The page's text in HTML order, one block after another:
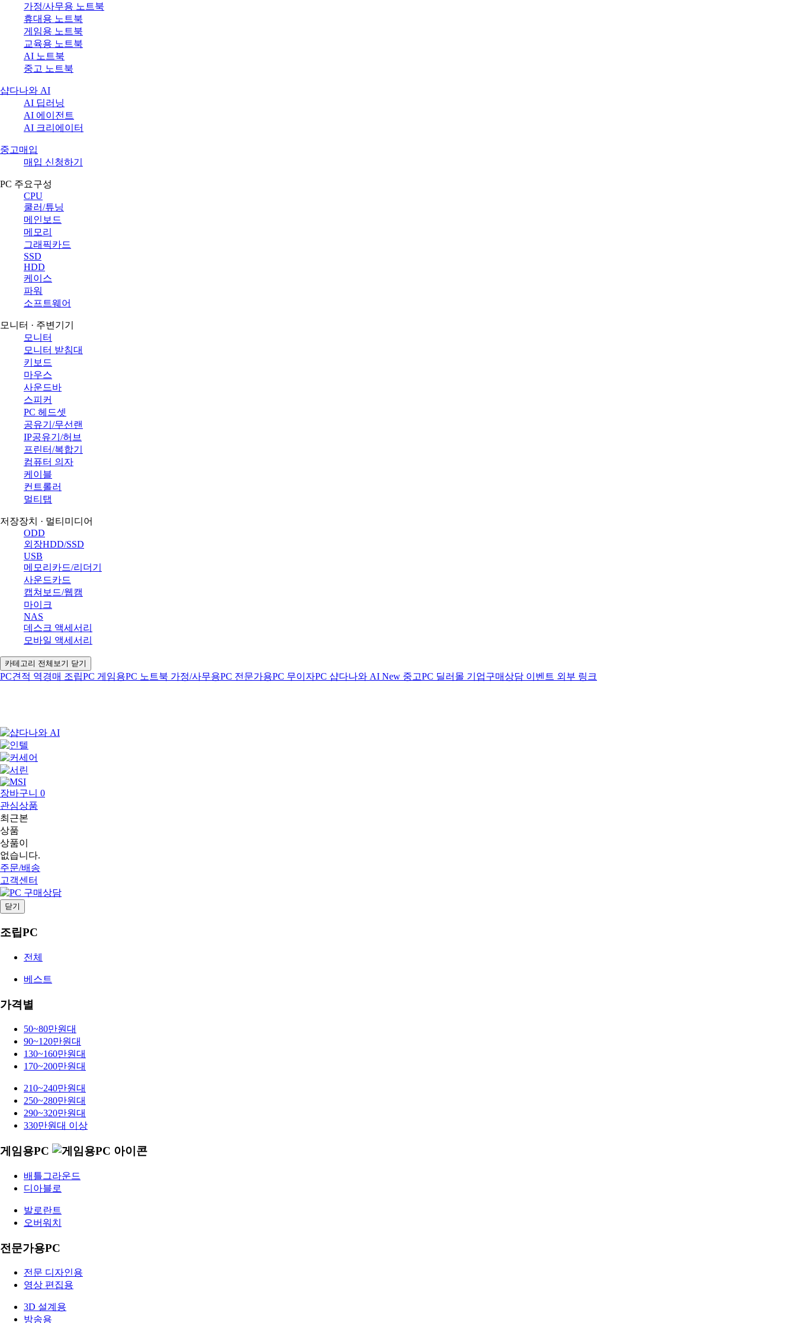
가정/사무용 노트북
휴대용 노트북
게임용 노트북
교육용 노트북
AI 노트북
중고 노트북
샵다나와 AI
AI 딥러닝
AI 에이전트
AI 크리에이터
중고매입
매입 신청하기
PC 주요구성
CPU
쿨러/튜닝
메인보드
메모리
그래픽카드
SSD
HDD
케이스
파워
소프트웨어
모니터 · 주변기기
모니터
모니터 받침대
키보드
마우스
사운드바
스피커
PC 헤드셋
공유기/무선랜
IP공유기/허브
프린터/복합기
컴퓨터 의자
케이블
컨트롤러
멀티탭
저장장치 · 멀티미디어
ODD
외장HDD/SSD
USB
메모리카드/리더기
사운드카드
캡쳐보드/웹캠
마이크
NAS
데스크 액세서리
모바일 액세서리
카테고리 전체보기 닫기
PC견적 역경매 조립PC 게임용PC 노트북 가정/사무용PC 전문가용PC 무이자PC 샵다나와 AI New 중고PC 딜러몰 기업구매상담 이벤트 외부 링크
장바구니 0
관심상품
최근본
상품
상품이
없습니다.
주문/배송
고객센터
닫기
조립PC
전체
베스트
가격별
50~80만원대
90~120만원대
130~160만원대
170~200만원대
210~240만원대
250~280만원대
290~320만원대
330만원대 이상
게임용PC
배틀그라운드
디아블로
발로란트
오버워치
전문가용PC
전문 디자인용
영상 편집용
3D 설계용
방송용